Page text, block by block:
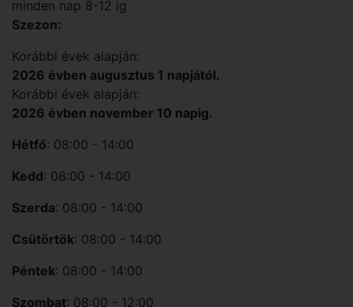
minden nap 8-12 ig
Szezon:
Korábbi évek alapján:
2026 évben augusztus 1 napjától.
Korábbi évek alapján:
2026 évben november 10 napig.
Hétfő: 08:00 - 14:00
Kedd: 08:00 - 14:00
Szerda: 08:00 - 14:00
Csütörtök: 08:00 - 14:00
Péntek: 08:00 - 14:00
Szombat: 08:00 - 12:00